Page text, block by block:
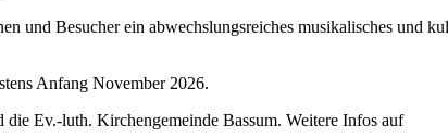
und Besucher ein abwechslungsreiches musikalisches und
Anfang November 2026.
die Ev.-luth. Kirchengemeinde Bassum. Weitere Infos auf